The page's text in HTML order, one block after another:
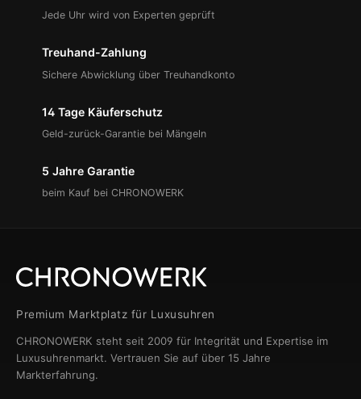
Jede Uhr wird von Experten geprüft
Treuhand-Zahlung
Sichere Abwicklung über Treuhandkonto
14 Tage Käuferschutz
Geld-zurück-Garantie bei Mängeln
5 Jahre Garantie
beim Kauf bei CHRONOWERK
Premium Marktplatz für Luxusuhren
CHRONOWERK steht seit 2009 für Integrität und Expertise im
Luxusuhrenmarkt. Vertrauen Sie auf über 15 Jahre
Markterfahrung.